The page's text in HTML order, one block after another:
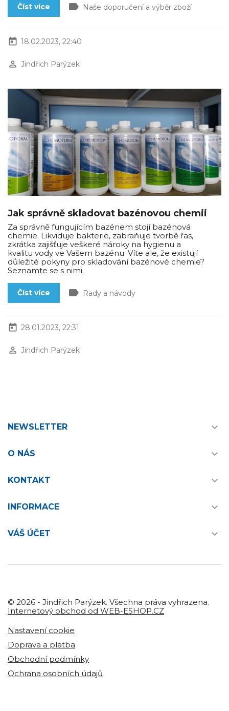
Číst více label Naše doporučení a výběr zboží
today 18.02.2023, 22:40
perm_identity Jindřich Parýzek
Jak správně skladovat bazénovou chemii
Za správně fungujícím bazénem stojí bazénová
chemie. Likviduje bakterie, zabraňuje tvorbě řas,
zkrátka zajišťuje veškeré nároky na hygienu a
kvalitu vody ve Vašem bazénu. Víte ale, že existují
důležité pokyny pro skladování bazénové chemie?
Seznamte se s nimi.
Číst více label Rady a návody
today 28.01.2023, 22:31
perm_identity Jindřich Parýzek
NEWSLETTER 
O NÁS 
KONTAKT 
INFORMACE 
VÁŠ ÚČET 
© 2026 - Jindřich Parýzek. Všechna práva vyhrazena.
Internetový obchod od WEB-ESHOP.CZ
Nastavení cookie
Doprava a platba
Obchodní podmínky
Ochrana osobních údajů